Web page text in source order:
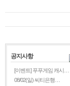
공지사항
[이벤트] 푸푸게임 캐시…
08/02(일) 씨티은행…